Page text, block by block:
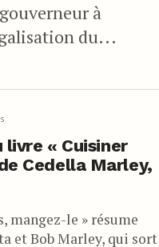
à
du...
« Cuisiner
Cedella Marley,
mangez-le » résume
et Bob Marley, qui sort